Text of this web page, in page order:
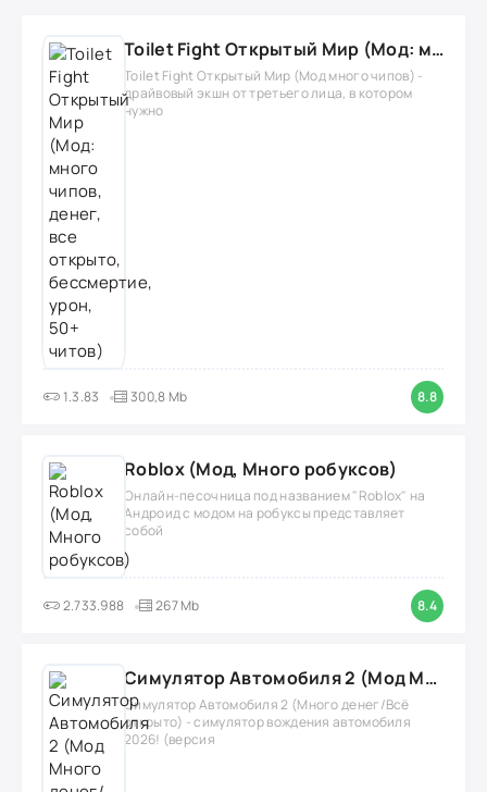
Toilet Fight Открытый Мир (Мод: много чипов, денег, все открыто, бессмертие, урон, 50+ читов)
Toilet Fight Открытый Мир (Мод много чипов) -
драйвовый экшн от третьего лица, в котором
нужно
1.3.83 300,8 Mb 8.8
Roblox (Мод, Много робуксов)
Онлайн-песочница под названием "Roblox" на
Андроид с модом на робуксы представляет
собой
2.733.988 267 Mb 8.4
Симулятор Автомобиля 2 (Мод Много денег/Всё открыто)
Симулятор Автомобиля 2 (Много денег/Всё
открыто) - симулятор вождения автомобиля
2026! (версия